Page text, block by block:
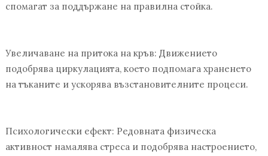
спомагат за поддържане на правилна стойка.
Увеличаване на притока на кръв: Движението
подобрява циркулацията, което подпомага храненето
на тъканите и ускорява възстановителните процеси.
Психологически ефект: Редовната физическа
активност намалява стреса и подобрява настроението,